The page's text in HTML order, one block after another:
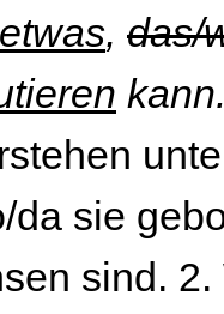
etwas, das/
da sie
sind.